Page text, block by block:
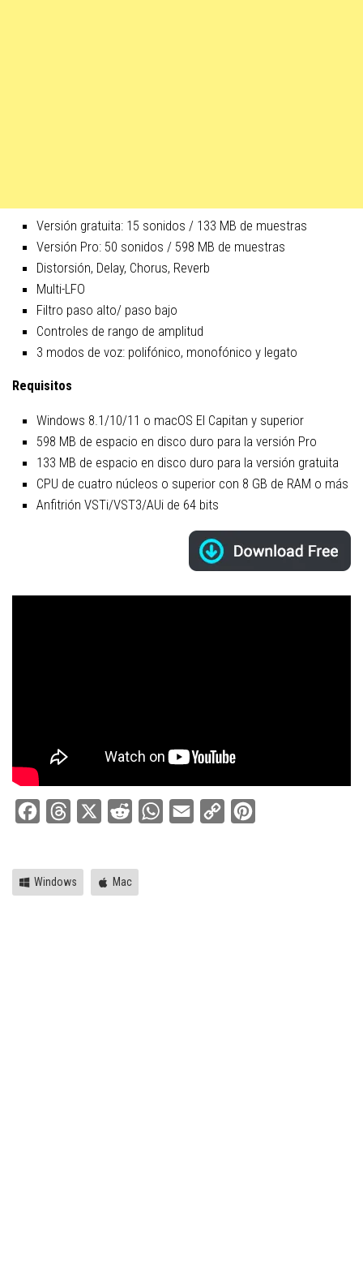
Versión gratuita: 15 sonidos / 133 MB de muestras
Versión Pro: 50 sonidos / 598 MB de muestras
Distorsión, Delay, Chorus, Reverb
Multi-LFO
Filtro paso alto/ paso bajo
Controles de rango de amplitud
3 modos de voz: polifónico, monofónico y legato
Requisitos
Windows 8.1/10/11 o macOS El Capitan y superior
598 MB de espacio en disco duro para la versión Pro
133 MB de espacio en disco duro para la versión gratuita
CPU de cuatro núcleos o superior con 8 GB de RAM o más
Anfitrión VSTi/VST3/AUi de 64 bits
FacebookThreads Reddit WhatsApp
Email
Copy
Windows Mac